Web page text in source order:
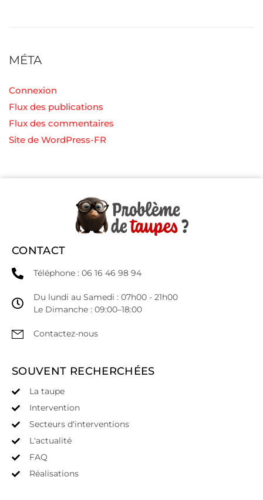
MÉTA
Connexion
Flux des publications
Flux des commentaires
Site de WordPress-FR
CONTACT
Téléphone : 06 16 46 98 94
Du lundi au Samedi : 07h00 - 21h00
Le Dimanche : 09:00–18:00
Contactez-nous
SOUVENT RECHERCHÉES
La taupe
Intervention
Secteurs d'interventions
L'actualité
FAQ
Réalisations